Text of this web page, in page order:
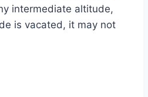
intermediate altitude,
is vacated, it may not